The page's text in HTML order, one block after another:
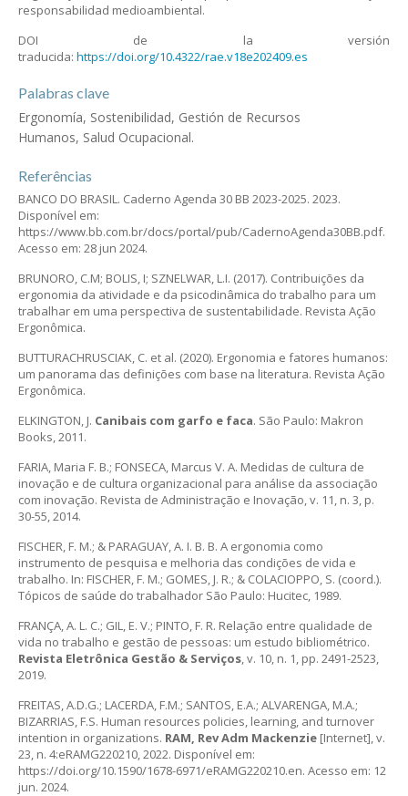
responsabilidad medioambiental.
DOI de la versión
traducida: https://doi.org/10.4322/rae.v18e202409.es
Palabras clave
Ergonomía, Sostenibilidad, Gestión de Recursos
Humanos, Salud Ocupacional.
Referências
BANCO DO BRASIL. Caderno Agenda 30 BB 2023-2025. 2023.
Disponível em:
https://www.bb.com.br/docs/portal/pub/CadernoAgenda30BB.pdf.
Acesso em: 28 jun 2024.
BRUNORO, C.M; BOLIS, I; SZNELWAR, L.I. (2017). Contribuições da
ergonomia da atividade e da psicodinâmica do trabalho para um
trabalhar em uma perspectiva de sustentabilidade. Revista Ação
Ergonômica.
BUTTURACHRUSCIAK, C. et al. (2020). Ergonomia e fatores humanos:
um panorama das definições com base na literatura. Revista Ação
Ergonômica.
ELKINGTON, J. Canibais com garfo e faca. São Paulo: Makron
Books, 2011.
FARIA, Maria F. B.; FONSECA, Marcus V. A. Medidas de cultura de
inovação e de cultura organizacional para análise da associação
com inovação. Revista de Administração e Inovação, v. 11, n. 3, p.
30-55, 2014.
FISCHER, F. M.; & PARAGUAY, A. I. B. B. A ergonomia como
instrumento de pesquisa e melhoria das condições de vida e
trabalho. In: FISCHER, F. M.; GOMES, J. R.; & COLACIOPPO, S. (coord.).
Tópicos de saúde do trabalhador São Paulo: Hucitec, 1989.
FRANÇA, A. L. C.; GIL, E. V.; PINTO, F. R. Relação entre qualidade de
vida no trabalho e gestão de pessoas: um estudo bibliométrico.
Revista Eletrônica Gestão & Serviços, v. 10, n. 1, pp. 2491-2523,
2019.
FREITAS, A.D.G.; LACERDA, F.M.; SANTOS, E.A.; ALVARENGA, M.A.;
BIZARRIAS, F.S. Human resources policies, learning, and turnover
intention in organizations. RAM, Rev Adm Mackenzie [Internet], v.
23, n. 4:eRAMG220210, 2022. Disponível em:
https://doi.org/10.1590/1678-6971/eRAMG220210.en. Acesso em: 12
jun. 2024.